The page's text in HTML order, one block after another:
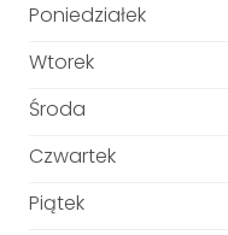
Poniedziałek
Wtorek
Środa
Czwartek
Piątek